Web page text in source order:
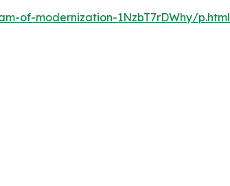
of-modernization-1NzbT7rDWhy/p.html